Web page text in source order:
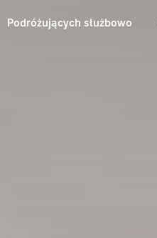
Podróżujących służbowo